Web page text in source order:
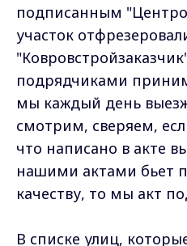
подписанным
участок
подрядчиками
мы каждый день
смотрим, сверяем,
что написано в акте
нашими актами бьет
качеству, то мы акт
В списке улиц,